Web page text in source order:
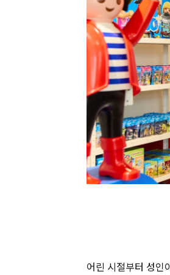
어린 시절부터 성인